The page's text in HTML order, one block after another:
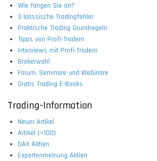
Wie fangen Sie an?
3 klassische Tradingfehler
Praktische Trading Grundregeln
Tipps von Profi-Tradern
Interviews mit Profi-Tradern
Brokerwahl
Forum, Seminare und Webinare
Gratis Trading E-Books
Trading-Information
Neuer Artikel
Artikel (>100)
DAX Aktien
Expertenmeinung Aktien